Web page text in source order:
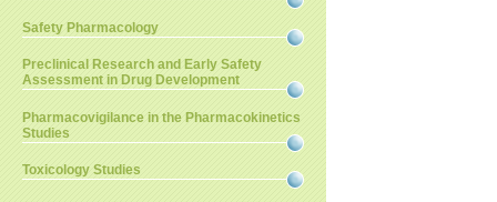
Safety Pharmacology
Preclinical Research and Early Safety
Assessment in Drug Development
Pharmacovigilance in the Pharmacokinetics
Studies
Toxicology Studies